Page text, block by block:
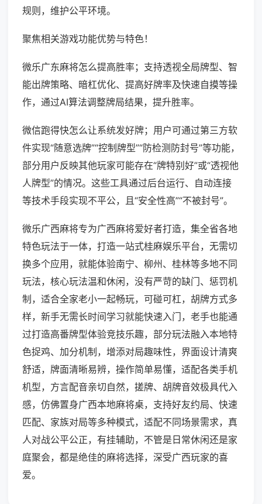
规则，维护公平环境。
聚焦相关游戏功能优势与特色！
微乐广东麻将怎么提高胜率；支持透视全局牌型、智
能出牌策略、暗杠优化、提高好牌率及快速自摸等操
作，通过AI算法调整牌局结果，提升胜率。
微信跑得快怎么让系统发好牌；用户可通过第三方软
件实现“随意选牌”“控制牌型”“防检测防封号”等功能，
部分用户反映其他玩家可能存在“牌特别好”或“透视他
人牌型”的情况。这些工具通过后台运行、自动连接
等技术手段实现不平公，且“安全性高”“不被封号”。
微乐广西麻将专为广西麻将爱好者打造，集全省各地
特色玩法于一体，打造一站式桂麻娱乐平台，无需切
换多个应用，就能体验南宁、柳州、桂林等多地不同
玩法，核心玩法温和休闲，没有严苛的缺门、惩罚机
制，适合全家老小一起畅玩，可碰可杠，胡牌方式多
样，新手无需长时间学习就能快速入门，老手也能通
过打造高番牌型体验竞技乐趣，部分玩法融入本地特
色捉鸡、加分机制，增添对局趣味性，界面设计清爽
舒适，牌面清晰易辨，操作简单易懂，适配各类手机
机型，方言配音亲切自然，搓牌、胡牌音效极具代入
感，仿佛置身广西本地麻将桌，支持好友约局、快速
匹配、家族对局等多种模式，适配不同场景需求，真
人对战公平公正，有挂辅助，不管是日常休闲还是家
庭聚会，都是绝佳的麻将选择，深受广西玩家的喜
爱。